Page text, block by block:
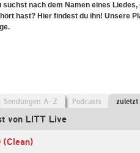
suchst nach dem Namen eines Liedes,
hast? Hier findest du ihn! Unsere
Sendungen A-Z Podcasts zuletzt
von LITT Live
(Clean)